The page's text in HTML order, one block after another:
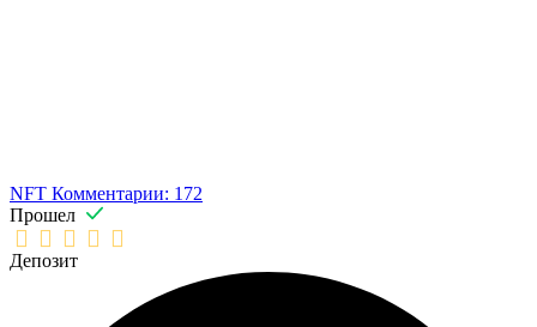
NFT Комментарии: 172
Прошел
Депозит